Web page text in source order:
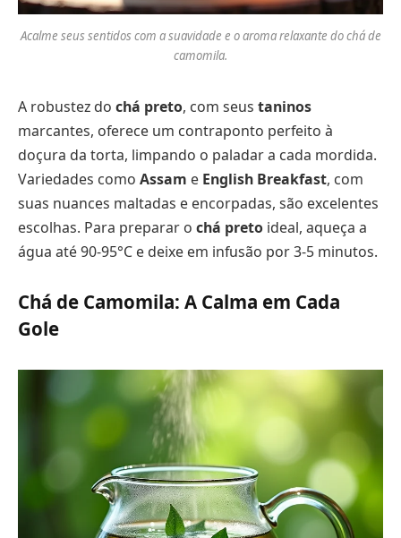
Acalme seus sentidos com a suavidade e o aroma relaxante do chá de
camomila.
A robustez do chá preto, com seus taninos
marcantes, oferece um contraponto perfeito à
doçura da torta, limpando o paladar a cada mordida.
Variedades como Assam e English Breakfast, com
suas nuances maltadas e encorpadas, são excelentes
escolhas. Para preparar o chá preto ideal, aqueça a
água até 90-95°C e deixe em infusão por 3-5 minutos.
Chá de Camomila: A Calma em Cada
Gole